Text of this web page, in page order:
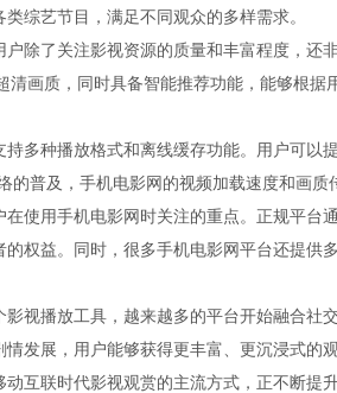
综艺节目，满足不同观众的多样需求。
除了关注影视资源的质量和丰富程度，还
清画质，同时具备智能推荐功能，能够根
持多种播放格式和离线缓存功能。用户可
的普及，手机电影网的视频加载速度和画
使用手机电影网时关注的重点。正规平台
权益。同时，很多手机电影网平台还提供
视播放工具，越来越多的平台开始融合社
发展，用户能够获得更丰富、更沉浸式的
动互联时代影视观赏的主流方式，正不断